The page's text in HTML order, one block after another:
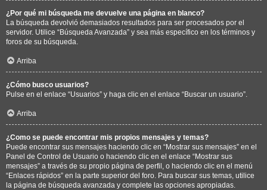
¿Por qué mi búsqueda me devuelve una página en blanco?
La búsqueda devolvió demasiados resultados para ser procesados por el
servidor. Utilice “Búsqueda Avanzada” y sea más específico en los términos y
foros de su búsqueda.
Arriba
¿Cómo busco usuarios?
Pulse en el enlace “Usuarios” y haga clic en el enlace “Buscar un usuario”.
Arriba
¿Como se puede encontrar mis propios mensajes y temas?
Puede encontrar sus mensajes haciendo clic en “Mostrar sus mensajes” en el
Panel de Control de Usuario o haciendo clic en el enlace “Mostrar sus
mensajes” a través de su propio página de perfil, o haciendo clic en el menú
“Enlaces rápidos” en la parte superior del foro. Para buscar sus temas, utilice
la página de búsqueda avanzada y complete las opciones apropiadas.